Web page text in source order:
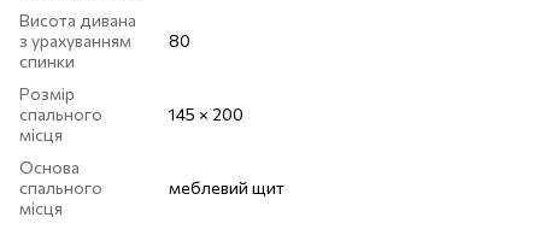
Висота дивана
з урахуванням
спинки
80
Розмір
спального
місця
145 × 200
Основа
спального
місця
меблевий щит